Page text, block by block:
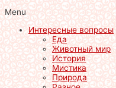
Menu
Интересные вопросы
Еда
Животный мир
История
Мистика
Природа